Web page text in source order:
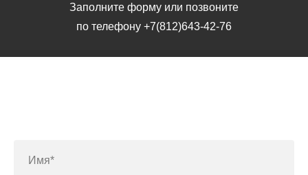
Заполните форму или позвоните
по телефону +7(812)643-42-76
Имя*